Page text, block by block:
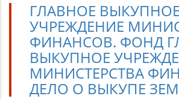
ГЛАВНОЕ ВЫКУПНОЕ
УЧРЕЖДЕНИЕ
ФИНАНСОВ. ФОНД
ВЫКУПНОЕ
МИНИСТЕРСТВА
ДЕЛО О ВЫКУПЕ